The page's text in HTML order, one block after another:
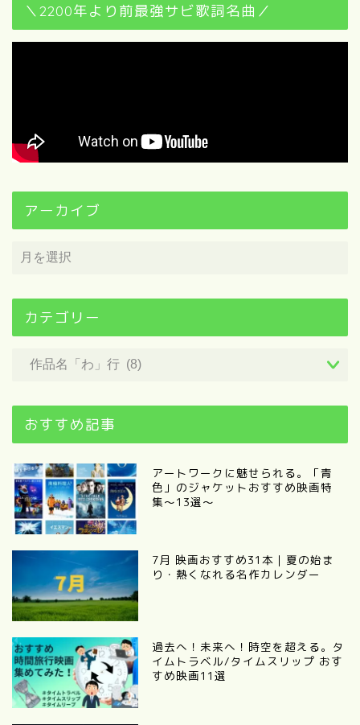
＼2200年より前最強サビ歌詞名曲／
アーカイブ
カテゴリー
おすすめ記事
アートワークに魅せられる。「青
色」のジャケットおすすめ映画特
集〜13選〜
7月 映画おすすめ31本｜夏の始ま
り・熱くなれる名作カレンダー
過去へ！未来へ！時空を超える。タ
イムトラベル/タイムスリップ おす
すめ映画11選